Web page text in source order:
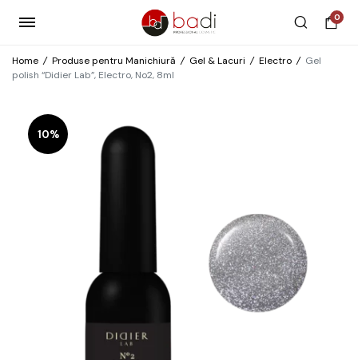
0
Home / Produse pentru Manichiură / Gel & Lacuri / Electro / Gel
polish “Didier Lab”, Electro, No2, 8ml
10%